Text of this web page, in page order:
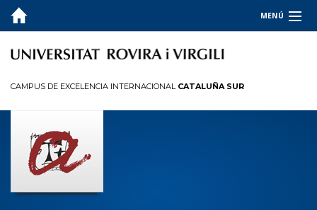
MENÚ
LA FACULTAD
CALIDAD
INFORMACIÓN PARA
I+D+I
CAMPUS DE EXCELENCIA INTERNACIONAL CATALUÑA SUR